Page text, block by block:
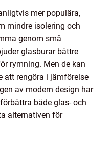
mer populära,
mindre isolering och
genom små
glasburar bättre
rymning. Men de kan
att rengöra i jämförelse
av modern design har
både glas- och
alternativen för